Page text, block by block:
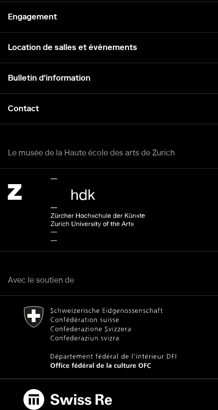
Engagement
Location de salles et événements
Bulletin d'information
Contact
Le musée de la Haute école des arts de Zurich
Avec le soutien de